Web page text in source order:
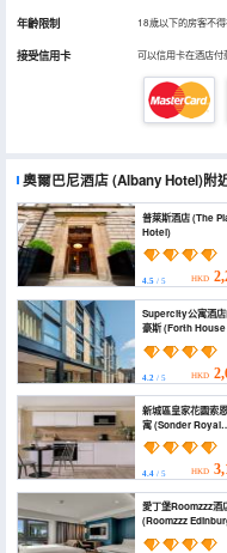
年齡限制 18歲以下的房客不
接受信用卡 可以信用卡在酒店付
奧爾巴尼酒店(Albany Hotel)附
普萊斯酒店 (The Place
Hotel)
4.5 / 5 HKD
Supercity公寓酒店
豪斯 (Forth House by
Supercity
4.2 / 5 HKD
新城區皇家花園索
寓 (Sonder Royal
Garden Apartments
New Town)
4.4 / 5 HKD
愛丁堡Roomzzz酒
(Roomzzz